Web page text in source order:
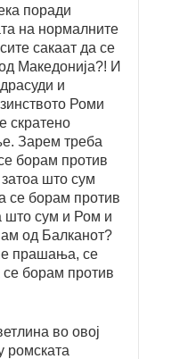
поради
на нормалните
сакаат да се
Македонија?! И
и
Роми
скратено
Зарем треба
борам против
што сум
се борам против
што сум и Ром и
од Балканот?
прашања, се
се борам против
во овој
ромската